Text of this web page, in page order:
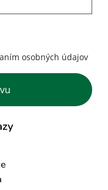
osobných údajov